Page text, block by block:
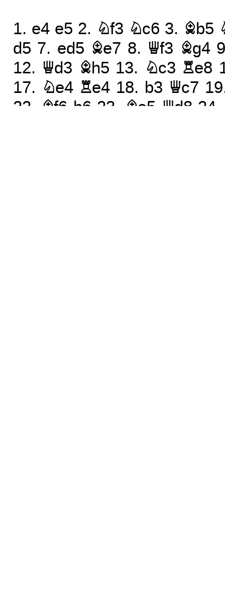
1. e4 e5 2. Nf3 Nc6 3. Bb5
d5 7. ed5 Be7 8. Qf3 Bg4
12. Qd3 Bh5 13. Nc3 Re8
17. Ne4 Re4 18. b3 Qc7
22. Bf6 h6 23. Be5 Qd8